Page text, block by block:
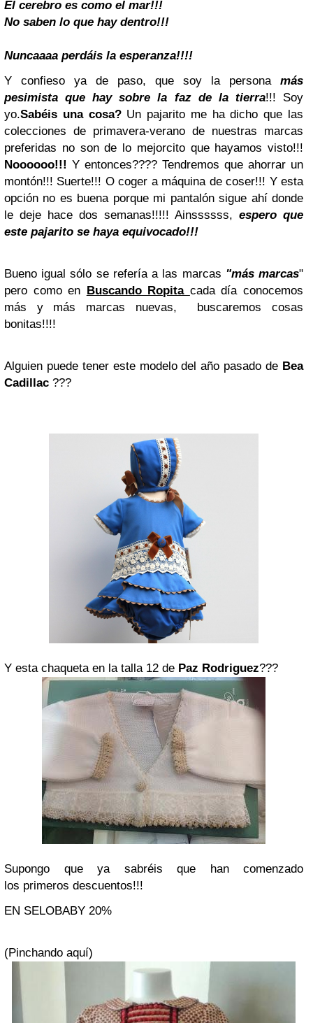
El cerebro es como el mar!!!
No saben lo que hay dentro!!!
Nuncaaaa perdáis la esperanza!!!!
Y confieso ya de paso, que soy la persona más
pesimista que hay sobre la faz de la tierra!!! Soy
yo.Sabéis una cosa? Un pajarito me ha dicho que las
colecciones de primavera-verano de nuestras marcas
preferidas no son de lo mejorcito que hayamos visto!!!
Noooooo!!! Y entonces???? Tendremos que ahorrar un
montón!!! Suerte!!! O coger a máquina de coser!!! Y esta
opción no es buena porque mi pantalón sigue ahí donde
le deje hace dos semanas!!!!! Ainssssss, espero que
este pajarito se haya equivocado!!!
Bueno igual sólo se refería a las marcas "más marcas"
pero como en Buscando Ropita cada día conocemos
más y más marcas nuevas, buscaremos cosas
bonitas!!!!
Alguien puede tener este modelo del año pasado de Bea
Cadillac ???
Y esta chaqueta en la talla 12 de Paz Rodriguez???
Supongo que ya sabréis que han comenzado
los primeros descuentos!!!
EN SELOBABY 20%
(Pinchando aquí)